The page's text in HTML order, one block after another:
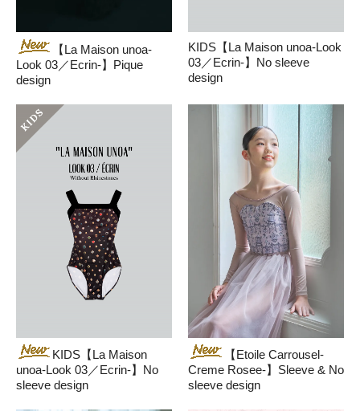
【La Maison unoa-
Look 03／Ecrin-】Pique
design
KIDS【La Maison unoa-Look
03／Ecrin-】No sleeve
design
KIDS【La Maison
unoa-Look 03／Ecrin-】No
sleeve design
【Etoile Carrousel-
Creme Rosee-】Sleeve & No
sleeve design